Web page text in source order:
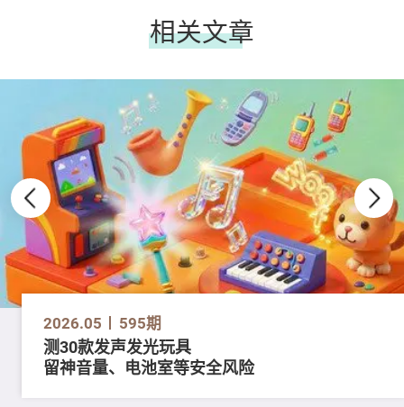
相关文章
2026.05 595期
测30款发声发光玩具
留神音量、电池室等安全风险